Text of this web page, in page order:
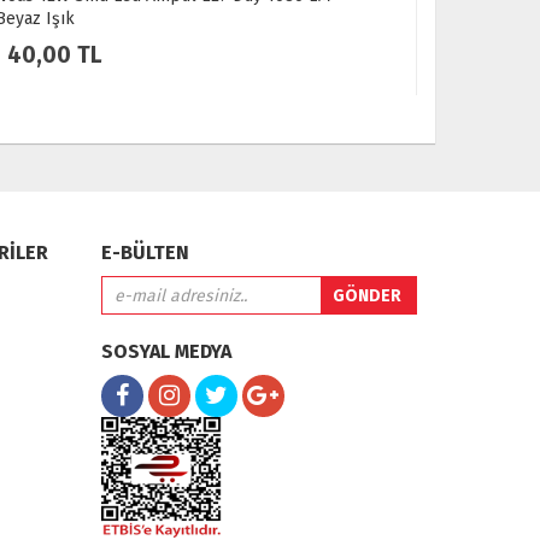
Tasarruflu Uzun Ömürlü ve Göz Yormayan
Aydınlatma
70,00 TL
E-BÜLTEN
SOSYAL MEDYA